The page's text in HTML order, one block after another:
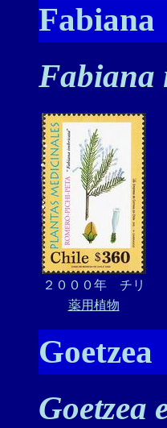
Fabiana
２０００年 チリ
薬用植物
Goetzea